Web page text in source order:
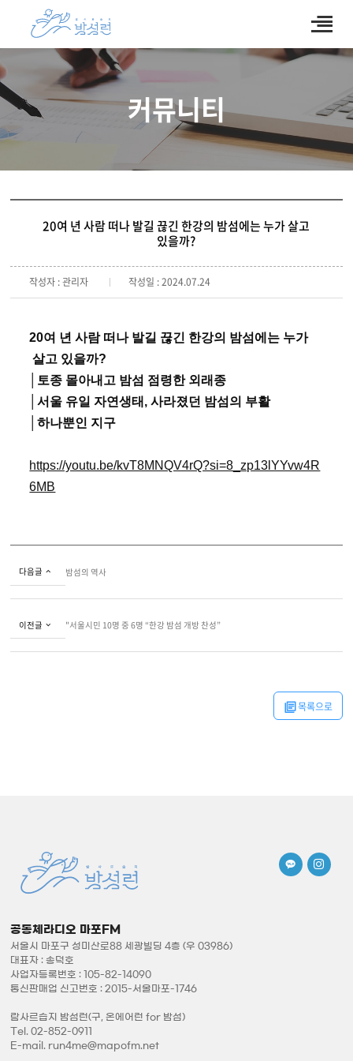
커뮤니티
20여 년 사람 떠나 발길 끊긴 한강의 밤섬에는 누가 살고
있을까?
작성자 : 관리자 작성일 : 2024.07.24
20여 년 사람 떠나 발길 끊긴 한강의 밤섬에는 누가
살고 있을까?
│토종 몰아내고 밤섬 점령한 외래종
│서울 유일 자연생태, 사라졌던 밤섬의 부활
│하나뿐인 지구
https://youtu.be/kvT8MNQV4rQ?si=8_zp13lYYvw4R
6MB
다음글 밤섬의 역사
이전글 "서울시민 10명 중 6명 “한강 밤섬 개방 찬성”
목록으로
공동체라디오 마포FM
서울시 마포구 성미산로88 세광빌딩 4층 (우 03986)
대표자 : 송덕호
사업자등록번호 : 105-82-14090
통신판매업 신고번호 : 2015-서울마포-1746
람사르습지 밤섬런(구, 온에어런 for 밤섬)
Tel. 02-852-0911
E-mail. run4me@mapofm.net